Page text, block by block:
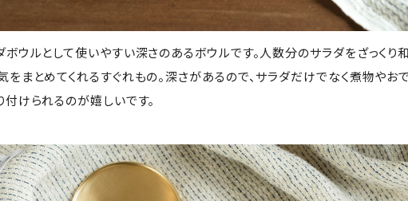
ボウルとして使いやすい深さのあるボウルです。人数分のサラダをざっくり
をまとめてくれるすぐれもの。深さがあるので、サラダだけでなく煮物やお
付けられるのが嬉しいです。